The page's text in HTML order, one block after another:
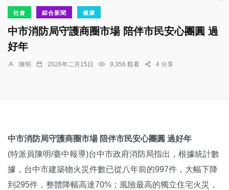
社會 綜合新聞 健康
中市消防局守護商圈市場 陪伴市民安心團圓 過
好年
陳明 2026年二月15日 9,356 觀看 4 分享
中市消防局守護商圈市場 陪伴市民安心團圓 過好年
(特派員陳明/臺中報導)台中市政府消防局指出，根據統計數
據，台中市建築物火災件數已從八年前的997件，大幅下降
到295件，整體降幅高達70%；風險最高的獨立住宅火災，